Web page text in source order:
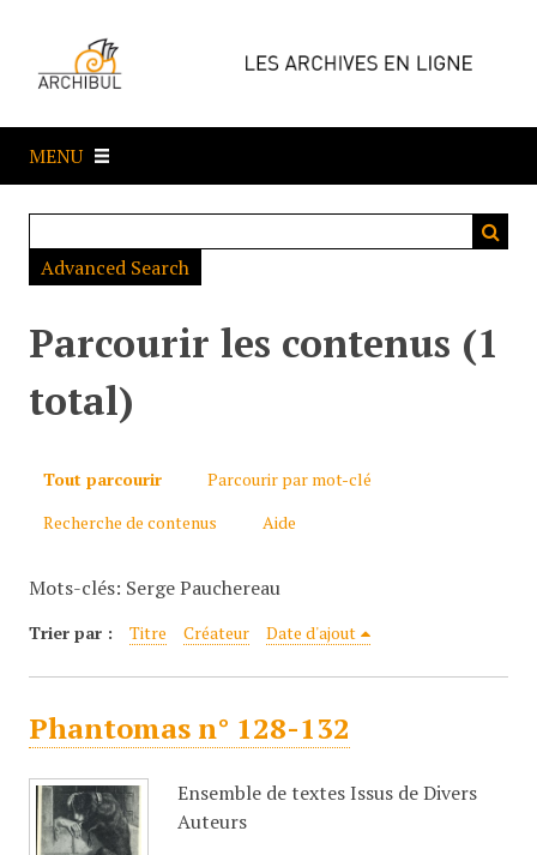
e
a
MENU
Advanced Search
Parcourir les contenus (1
total)
Tout parcourir
Parcourir par mot-clé
Recherche de contenus
Aide
Mots-clés: Serge Pauchereau
Trier par : Titre Créateur Date d'ajout
Phantomas n° 128-132
Ensemble de textes Issus de Divers
Auteurs